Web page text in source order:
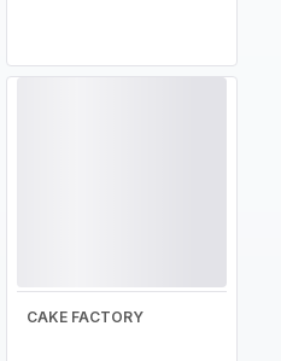
CAKE FACTORY